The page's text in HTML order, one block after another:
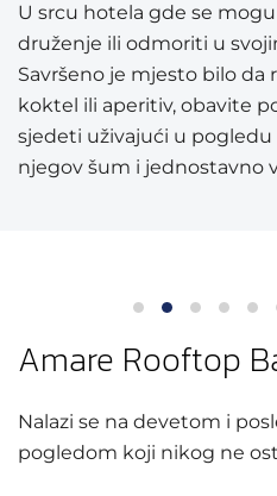
U srcu hotela gde se
druženje ili odmoriti u
Savršeno je mjesto bilo da
koktel ili aperitiv, obavite
sjedeti uživajući u pogledu
njegov šum i jednostavno
Amare Rooftop
Nalazi se na devetom i
pogledom koji nikog ne